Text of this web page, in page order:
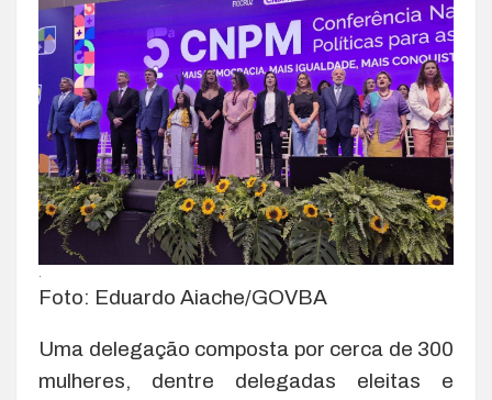
.
Foto: Eduardo Aiache/GOVBA
Uma delegação composta por cerca de 300
mulheres, dentre delegadas eleitas e